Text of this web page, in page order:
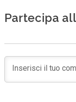
Partecipa